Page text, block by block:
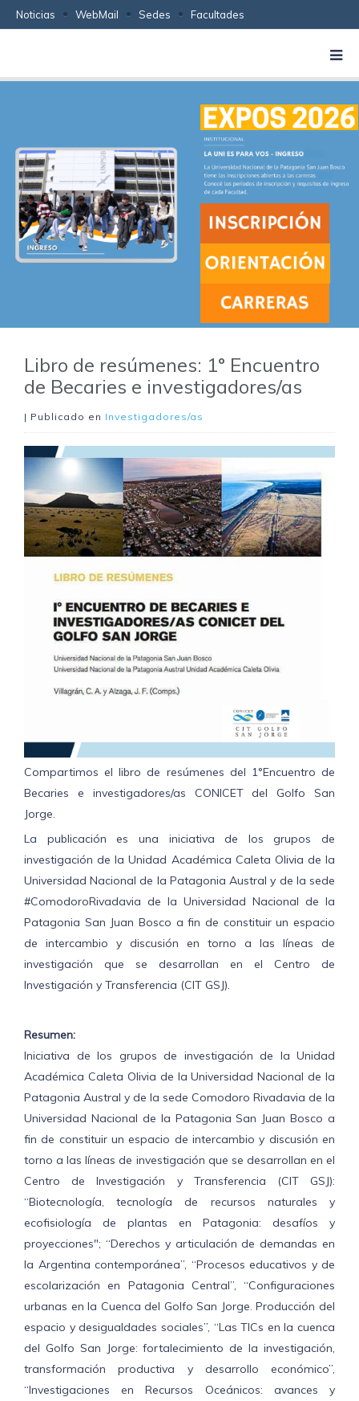
Noticias WebMail Sedes Facultades
Libro de resúmenes: 1° Encuentro
de Becaries e investigadores/as
| Publicado en Investigadores/as
Compartimos el libro de resúmenes del 1°Encuentro de
Becaries e investigadores/as CONICET del Golfo San
Jorge.
La publicación es una iniciativa de los grupos de
investigación de la Unidad Académica Caleta Olivia de la
Universidad Nacional de la Patagonia Austral y de la sede
#ComodoroRivadavia de la Universidad Nacional de la
Patagonia San Juan Bosco a fin de constituir un espacio
de intercambio y discusión en torno a las líneas de
investigación que se desarrollan en el Centro de
Investigación y Transferencia (CIT GSJ).
Resumen:
Iniciativa de los grupos de investigación de la Unidad
Académica Caleta Olivia de la Universidad Nacional de la
Patagonia Austral y de la sede Comodoro Rivadavia de la
Universidad Nacional de la Patagonia San Juan Bosco a
fin de constituir un espacio de intercambio y discusión en
torno a las líneas de investigación que se desarrollan en el
Centro de Investigación y Transferencia (CIT GSJ):
“Biotecnología, tecnología de recursos naturales y
ecofisiología de plantas en Patagonia: desafíos y
proyecciones"; “Derechos y articulación de demandas en
la Argentina contemporánea”, “Procesos educativos y de
escolarización en Patagonia Central”, “Configuraciones
urbanas en la Cuenca del Golfo San Jorge. Producción del
espacio y desigualdades sociales”, “Las TICs en la cuenca
del Golfo San Jorge: fortalecimiento de la investigación,
transformación productiva y desarrollo económico”,
“Investigaciones en Recursos Oceánicos: avances y